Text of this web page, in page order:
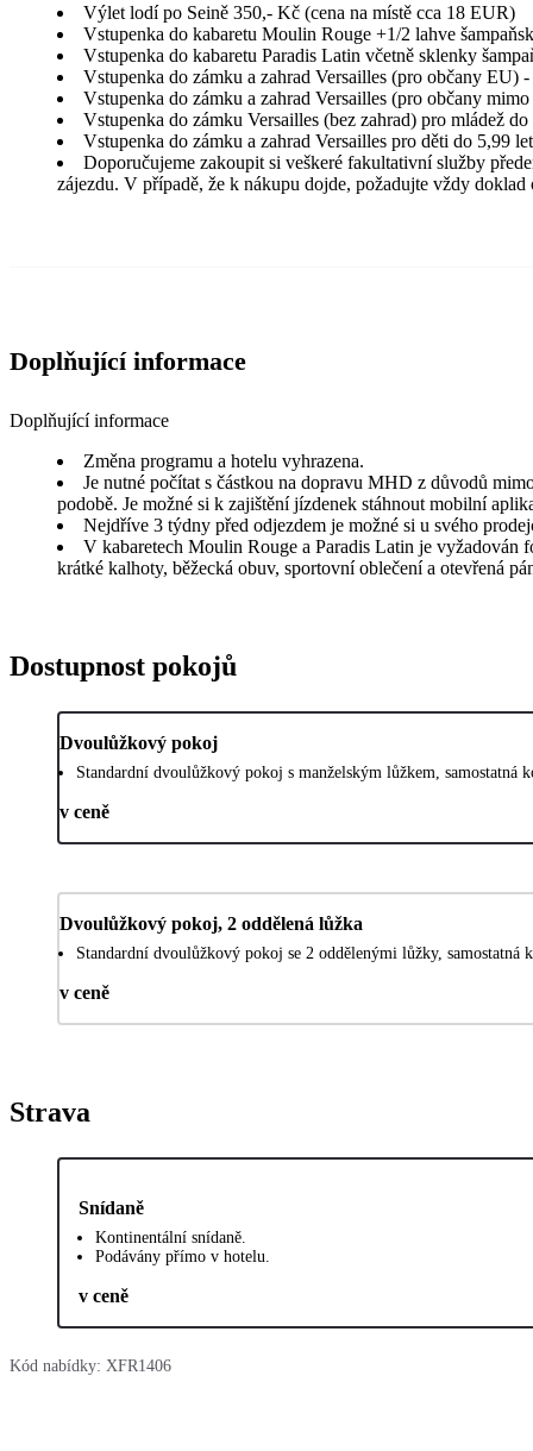
Výlet lodí po Seině 350,- Kč (cena na místě cca 18 EUR)
Vstupenka do kabaretu Moulin Rouge +1/2 lahve
Vstupenka do kabaretu Paradis Latin včetně sklenky
Vstupenka do zámku a zahrad Versailles (pro občany
Vstupenka do zámku a zahrad Versailles (pro občany
Vstupenka do zámku Versailles (bez zahrad) pro mládež
Vstupenka do zámku a zahrad Versailles pro děti do 5,99
Doporučujeme zakoupit si veškeré fakultativní služby
zájezdu. V případě, že k nákupu dojde, požadujte vždy doklad
Doplňující informace
Doplňující informace
Změna programu a hotelu vyhrazena.
Je nutné počítat s částkou na dopravu MHD z důvodů
podobě. Je možné si k zajištění jízdenek stáhnout mobilní
Nejdříve 3 týdny před odjezdem je možné si u svého
V kabaretech Moulin Rouge a Paradis Latin je vyžadován
krátké kalhoty, běžecká obuv, sportovní oblečení a otevřená
Dostupnost pokojů
Dvoulůžkový pokoj
Standardní dvoulůžkový pokoj s manželským lůžkem, samostatná
v ceně
Dvoulůžkový pokoj, 2 oddělená lůžka
Standardní dvoulůžkový pokoj se 2 oddělenými lůžky, samostatná
v ceně
Strava
Snídaně
Kontinentální snídaně.
Podávány přímo v hotelu.
v ceně
Kód nabídky: XFR1406